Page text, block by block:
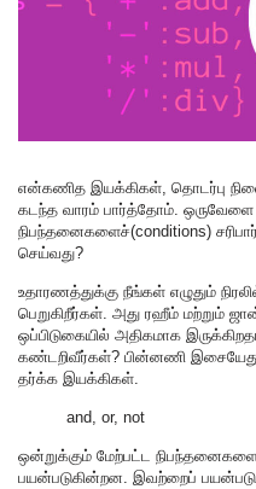
என்கணித இயக்கிகள், தொடர்பு
கடந்த வாரம் பார்த்தோம். ஒருவேளை
நிபந்தனைகளைச்(conditions)
செய்வது?
உதாரணத்துக்கு நீங்கள் எழுதும்
பெறுகிறீர்கள். அது ரஹீம் மற்றும்
ஒப்பிடுகையில் அதிகமாக
கண்டறிவீர்கள்? பின்னணி
தர்க்க இயக்கிகள்.
and, or, not
ஒன்றுக்கும் மேற்பட்ட
பயன்படுகின்றன. இவற்றைப்